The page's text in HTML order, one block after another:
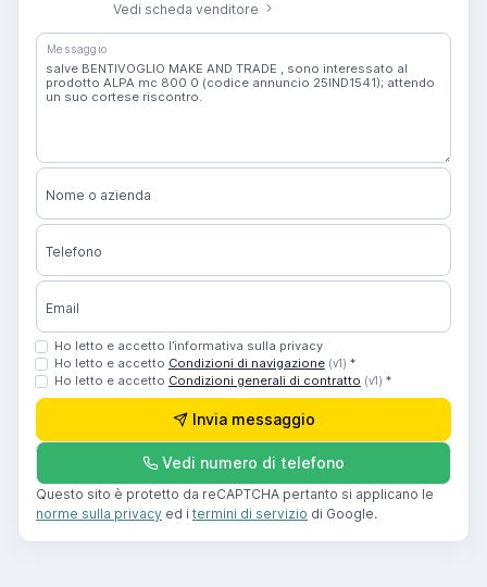
Vedi scheda venditore
Messaggio
Nome o azienda
Telefono
Email
Ho letto e accetto l’informativa sulla privacy
Ho letto e accetto Condizioni di navigazione (v1) *
Ho letto e accetto Condizioni generali di contratto (v1) *
Invia messaggio
Vedi numero di telefono
Questo sito è protetto da reCAPTCHA pertanto si applicano le
norme sulla privacy ed i termini di servizio di Google.